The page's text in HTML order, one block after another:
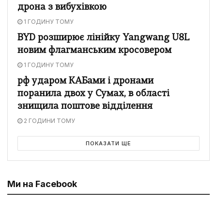
дрона з вибухівкою
1 ГОДИНУ ТОМУ
BYD розширює лінійку Yangwang U8L
новим флагманським кросовером
1 ГОДИНУ ТОМУ
рф ударом КАБами і дронами
поранила двох у Сумах, в області
знищила поштове відділення
2 ГОДИНИ ТОМУ
ПОКАЗАТИ ЩЕ
Ми на Facebook